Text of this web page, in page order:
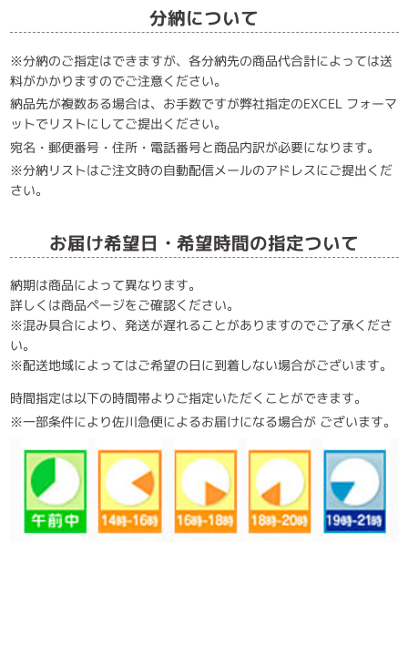
分納について
※分納のご指定はできますが、各分納先の商品代合計によっては送
料がかかりますのでご注意ください。
納品先が複数ある場合は、お手数ですが弊社指定のEXCEL フォーマ
ットでリストにしてご提出ください。
宛名・郵便番号・住所・電話番号と商品内訳が必要になります。
※分納リストはご注文時の自動配信メールのアドレスにご提出くだ
さい。
お届け希望日・希望時間の指定ついて
納期は商品によって異なります。
詳しくは商品ページをご確認ください。
※混み具合により、発送が遅れることがありますのでご了承くださ
い。
※配送地域によってはご希望の日に到着しない場合がございます。
時間指定は以下の時間帯よりご指定いただくことができます。
※一部条件により佐川急便によるお届けになる場合が ございます。